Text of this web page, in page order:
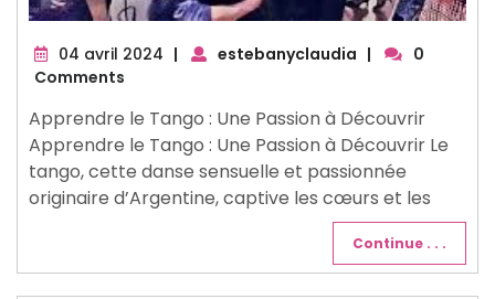
04 avril 2024 04
| estebanyclaudia |
0
Comments
Apprendre le Tango : Une Passion à Découvrir
Apprendre le Tango : Une Passion à Découvrir Le
tango, cette danse sensuelle et passionnée
originaire d’Argentine, captive les cœurs et les
Continue . . .